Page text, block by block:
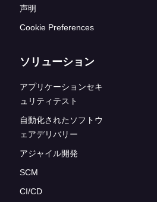
声明
Cookie Preferences
ソリューション
アプリケーションセキ
ュリティテスト
自動化されたソフトウ
ェアデリバリー
アジャイル開発
SCM
CI/CD